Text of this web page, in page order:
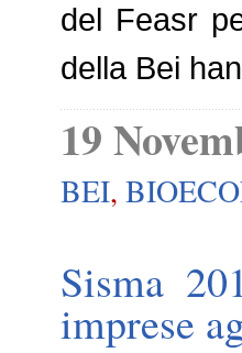
del Feasr
della Bei
19
BEI,
Sisma
imprese